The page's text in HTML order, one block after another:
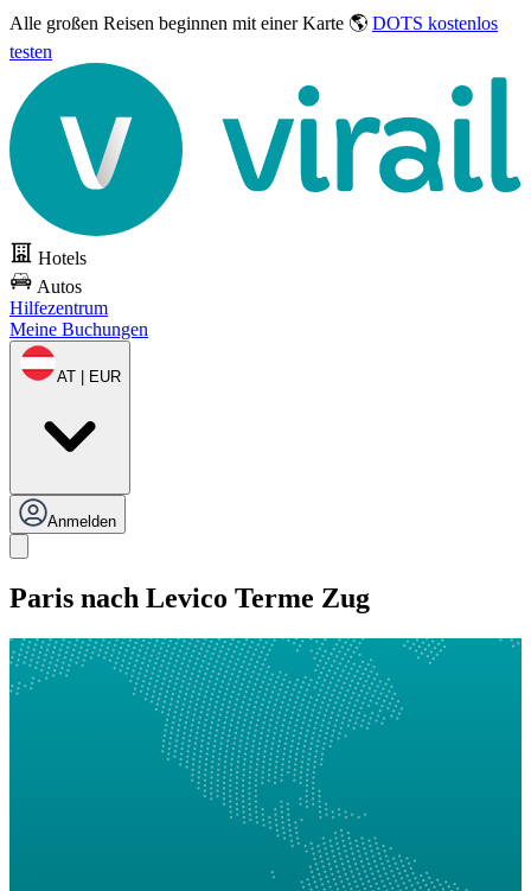
Alle großen Reisen beginnen mit einer Karte 🌎 DOTS kostenlos
testen
Hotels
Autos
Hilfezentrum
Meine Buchungen
AT | EUR
Anmelden
Paris nach Levico Terme Zug